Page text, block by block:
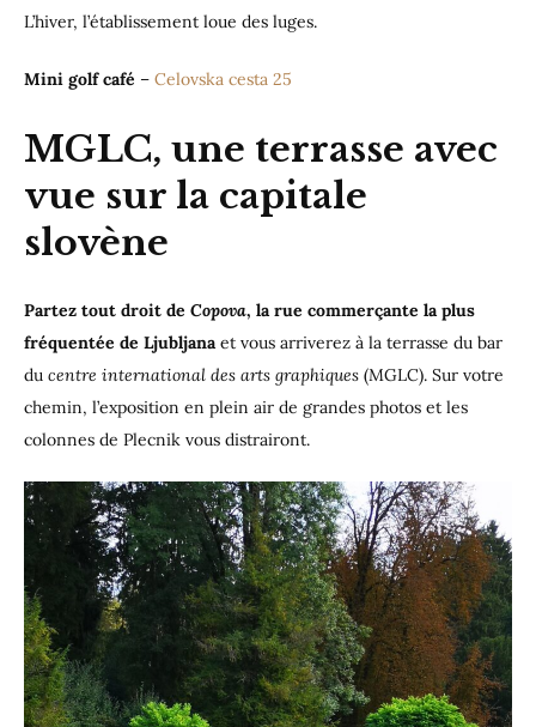
L’hiver, l’établissement loue des luges.
Mini golf café – Celovska cesta 25
MGLC, une terrasse avec
vue sur la capitale
slovène
Partez tout droit de Copova, la rue commerçante la plus
fréquentée de Ljubljanaet vous arriverez à la terrasse du bar
du centre international des arts graphiques (MGLC). Sur votre
chemin, l’exposition en plein air de grandes photos et les
colonnes de Plecnik vous distrairont.